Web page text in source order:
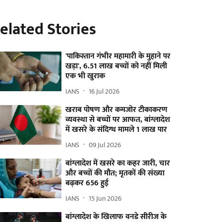
Stories
'पाकिस्तान गंभीर महामारी के मुहाने पर
खड़ा', 6.51 लाख बच्चों को नहीं मिली
एक भी खुराक
IANS 16 Jul 2026
खराब पोषण और कमजोर टीकाकरण
व्यवस्था से बच्चों पर आफत, बांग्लादेश
में खसरे के संदिग्ध मामले 1 लाख पार
IANS 09 Jul 2026
बांग्लादेश में खसरे का कहर जारी, चार
और बच्चों की मौत; मृतकों की संख्या
बढ़कर 656 हुई
IANS 15 Jun 2026
बांग्लादेश के खिलाफ वनडे सीरीज के